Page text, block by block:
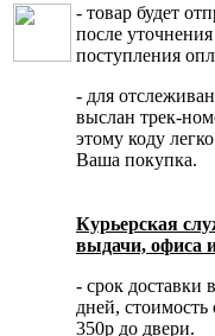
- товар будет
после уточнения
поступления
- для
выслан трек-
этому коду
Ваша покупка.
Курьерская
выдачи, офиса
- срок
дней,
350р до двери.